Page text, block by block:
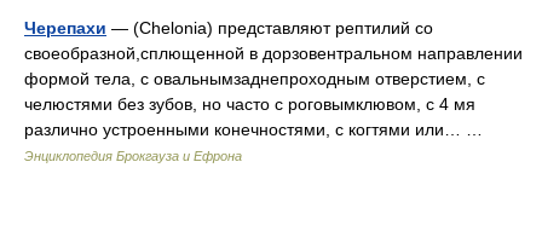
Черепахи — (Chelonia) представляют рептилий со
своеобразной,сплющенной в дорзовентральном направлении
формой тела, с овальнымзаднепроходным отверстием, с
челюстями без зубов, но часто с роговымклювом, с 4 мя
различно устроенными конечностями, с когтями или… …
Энциклопедия Брокгауза и Ефрона